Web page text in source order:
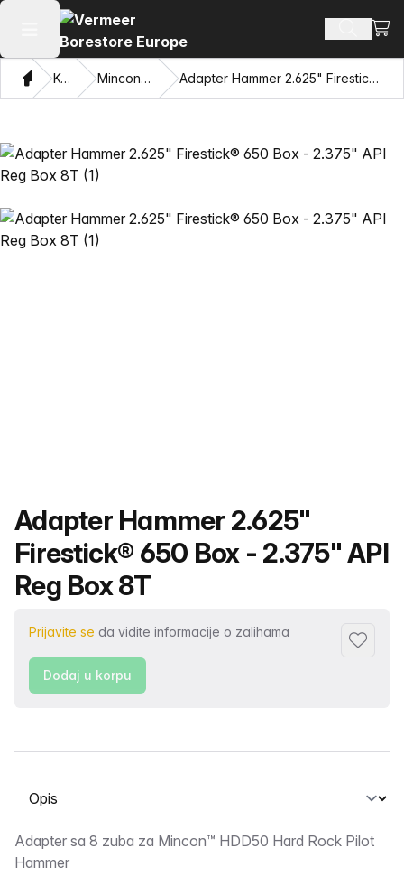
Otvori glavni meni Pretraži
DomKatalog Mincon™ HDD čekići Adapter Hammer 2.625" Firestick® 650 Box - 2.375" API Reg Box 8T
Naziv proizvoda
Adapter Hammer 2.625"
Firestick® 650 Box - 2.375" API
Reg Box 8T
Prijavite se da vidite informacije o zalihama
Dodaj
Dodaj u korpu
Odaberite karticu
Opis
Adapter sa 8 zuba za Mincon™ HDD50 Hard Rock Pilot
Hammer